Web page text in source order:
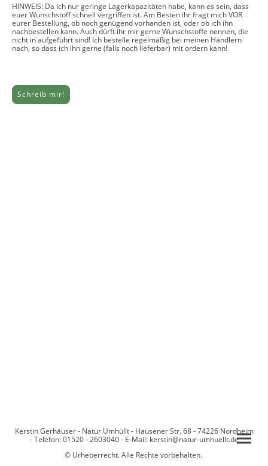
HINWEIS: Da ich nur geringe Lagerkapazitäten habe, kann es sein, dass
euer Wunschstoff schnell vergriffen ist. Am Besten ihr fragt mich VOR
eurer Bestellung, ob noch genügend vorhanden ist, oder ob ich ihn
nachbestellen kann. Auch dürft ihr mir gerne Wunschstoffe nennen, die
nicht in aufgeführt sind! Ich bestelle regelmäßig bei meinen Händlern
nach, so dass ich ihn gerne (falls noch lieferbar) mit ordern kann!
Schreib mir!
Kerstin Gerhäuser - Natur.Umhüllt - Hausener Str. 68 - 74226 Nordheim
- Telefon: 01520 - 2603040 - E-Mail: kerstin@natur-umhuellt.de
© Urheberrecht. Alle Rechte vorbehalten.